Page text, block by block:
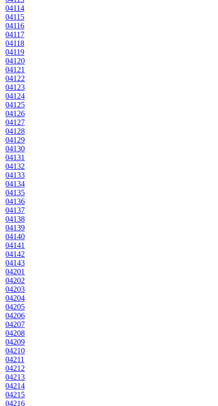
04114
04115
04116
04117
04118
04119
04120
04121
04122
04123
04124
04125
04126
04127
04128
04129
04130
04131
04132
04133
04134
04135
04136
04137
04138
04139
04140
04141
04142
04143
04201
04202
04203
04204
04205
04206
04207
04208
04209
04210
04211
04212
04213
04214
04215
04216